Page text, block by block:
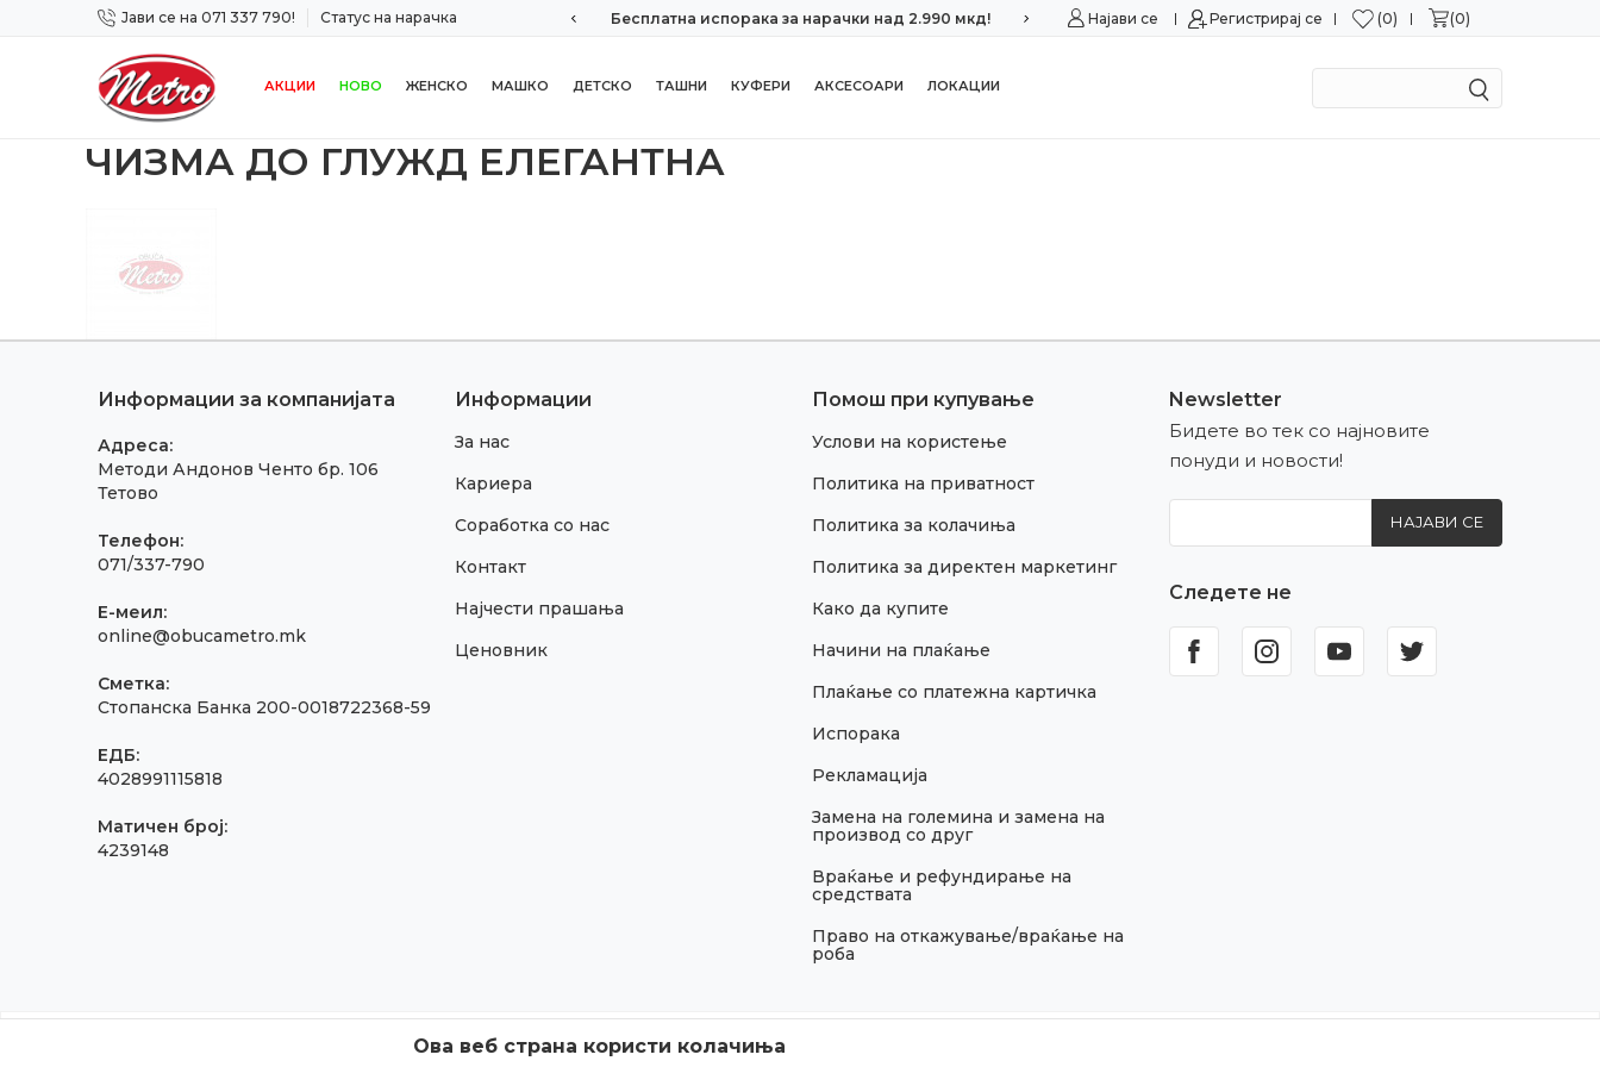
Јави се на 071 337 790! Статус на нарачка
Сигурно плаќање со платежна картичка! Бесплатна испорака за нарачки над 2.990 мкд! Можност за замена во рок од 15 дена!
Најави се Регистрирај се 0 0
АКЦИИ НОВО ЖЕНСКО МАШКО ДЕТСКО ТАШНИ КУФЕРИ АКСЕСОАРИ ЛОКАЦИИ
ЧИЗМА ДО ГЛУЖД ЕЛЕГАНТНА
Информации за компанијата
Адреса:
Методи Андонов Ченто бр. 106
Тетово
Телефон:
071/337-790
E-меил:
online@obucametro.mk
Сметка:
Стопанска Банка 200-0018722368-59
ЕДБ:
4028991115818
Матичен број:
4239148
Информации
За нас
Кариера
Соработка со нас
Контакт
Најчести прашања
Ценовник
Помош при купување
Услови на користење
Политика на приватност
Политика за колачиња
Политика за директен маркетинг
Како да купите
Начини на плаќање
Плаќање со платежна картичка
Испорака
Рекламација
Замена на големина и замена на
производ со друг
Враќање и рефундирање на
средствата
Право на откажување/враќање на
роба
Newsletter
Бидете во тек со најновите
понуди и новости!
НАЈАВИ СЕ
Следете не
Ова веб страна користи колачиња